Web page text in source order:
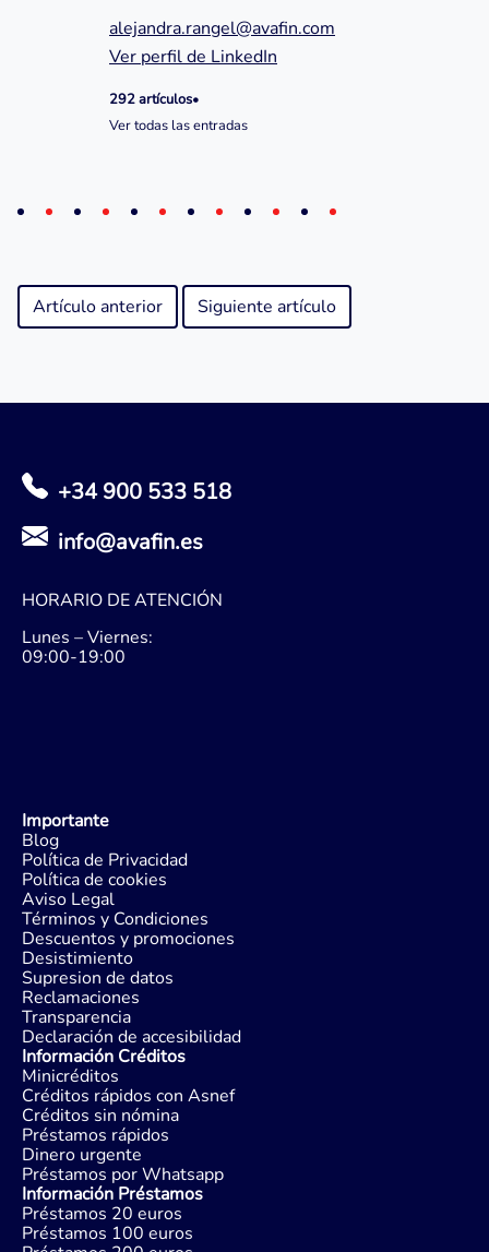
alejandra.rangel@avafin.com
Ver perfil de LinkedIn
292 artículos•
Ver todas las entradas
Artículo anterior Siguiente artículo
+34 900 533 518
info@avafin.es
HORARIO DE ATENCIÓN
Lunes – Viernes:
09:00-19:00
Importante
Blog
Política de Privacidad
Política de cookies
Aviso Legal
Términos y Condiciones
Descuentos y promociones
Desistimiento
Supresion de datos
Reclamaciones
Transparencia
Declaración de accesibilidad
Información Créditos
Minicréditos
Créditos rápidos con Asnef
Créditos sin nómina
Préstamos rápidos
Dinero urgente
Préstamos por Whatsapp
Información Préstamos
Préstamos 20 euros
Préstamos 100 euros